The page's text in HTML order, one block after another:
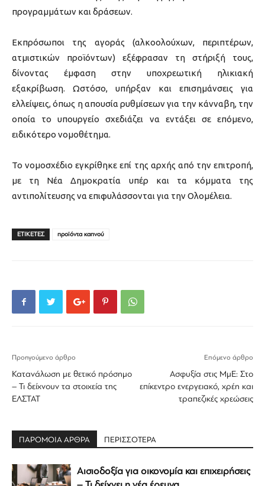
προγραμμάτων και δράσεων.
Εκπρόσωποι της αγοράς (αλκοολούχων, περιπτέρων,
ατμιστικών προϊόντων) εξέφρασαν τη στήριξή τους,
δίνοντας έμφαση στην υποχρεωτική ηλικιακή
εξακρίβωση. Ωστόσο, υπήρξαν και επισημάνσεις για
ελλείψεις, όπως η απουσία ρυθμίσεων για την κάνναβη, την
οποία το υπουργείο σχεδιάζει να εντάξει σε επόμενο,
ειδικότερο νομοθέτημα.
Το νομοσχέδιο εγκρίθηκε επί της αρχής από την επιτροπή,
με τη Νέα Δημοκρατία υπέρ και τα κόμματα της
αντιπολίτευσης να επιφυλάσσονται για την Ολομέλεια.
ΕΤΙΚΕΤΕΣ προϊόντα καπνού
Προηγούμενο άρθρο
Κατανάλωση με θετικό πρόσημο
– Τι δείχνουν τα στοιχεία της
ΕΛΣΤΑΤ
Επόμενο άρθρο
Ασφυξία στις ΜμΕ: Στο
επίκεντρο ενεργειακό, χρέη και
τραπεζικές χρεώσεις
ΠΑΡΟΜΟΙΑ ΑΡΘΡΑ ΠΕΡΙΣΣΟΤΕΡΑ
Αισιοδοξία για οικονομία και επιχειρήσεις